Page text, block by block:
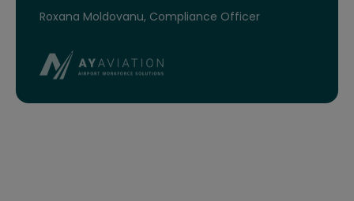
Roxana Moldovanu, Compliance Officer